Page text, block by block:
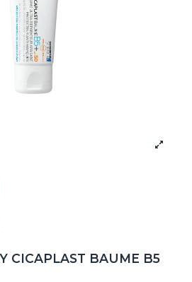
CICAPLAST BAUME B5